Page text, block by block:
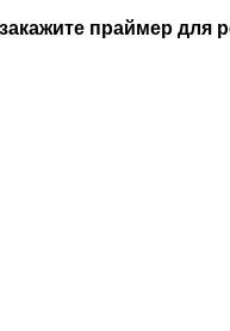
праймер для